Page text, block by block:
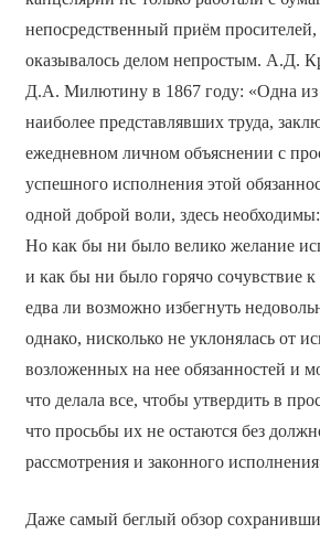
непосредственный приём просителей,
оказывалось делом непростым. А.Д.
Д.А. Милютину в 1867 году: «Одна из
наиболее представлявших труда,
ежедневном личном объяснении с
успешного исполнения этой
одной доброй воли, здесь
Но как бы ни было велико желание
и как бы ни было горячо сочувствие
едва ли возможно избегнуть
однако, нисколько не уклонялась от
возложенных на нее обязанностей и
что делала все, чтобы утвердить в
что просьбы их не остаются без
рассмотрения и законного
Даже самый беглый обзор